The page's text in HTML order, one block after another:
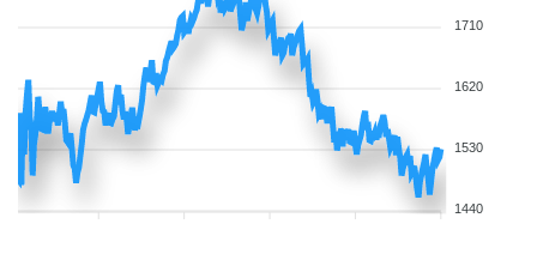
1710
1620
1530
1440